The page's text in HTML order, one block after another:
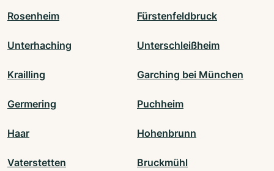
Rosenheim Fürstenfeldbruck
Unterhaching Unterschleißheim
Krailling Garching bei München
Germering Puchheim
Haar Hohenbrunn
Vaterstetten Bruckmühl